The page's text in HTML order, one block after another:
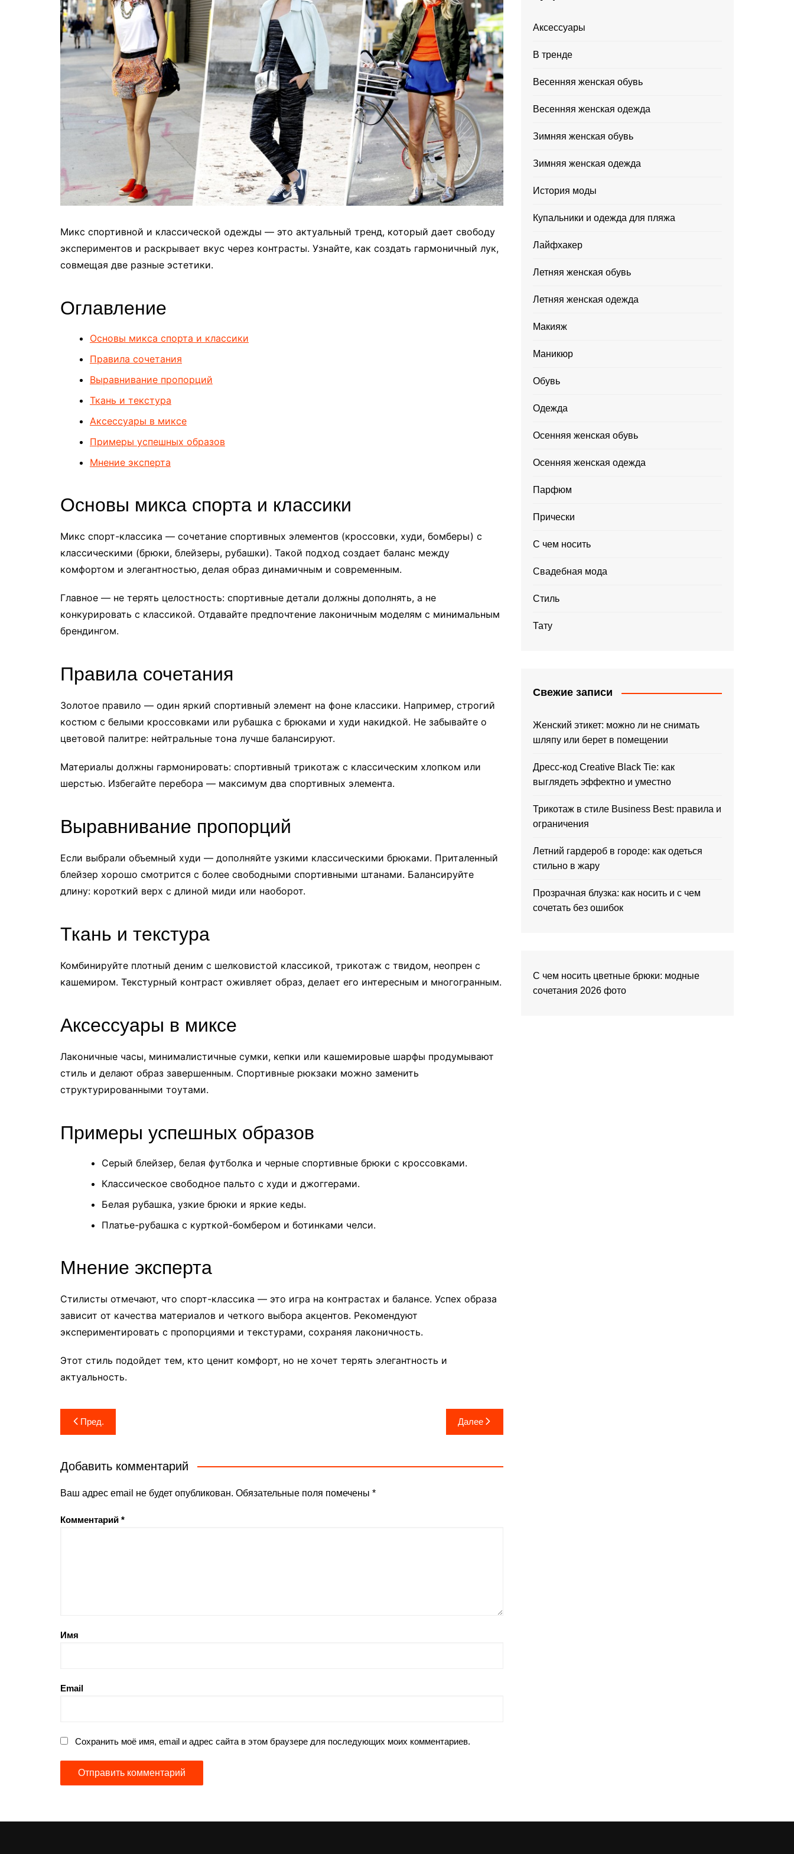
Микс спортивной и классической одежды — это актуальный тренд, который дает свободу
экспериментов и раскрывает вкус через контрасты. Узнайте, как создать гармоничный лук,
совмещая две разные эстетики.
Оглавление
Основы микса спорта и классики
Правила сочетания
Выравнивание пропорций
Ткань и текстура
Аксессуары в миксе
Примеры успешных образов
Мнение эксперта
Основы микса спорта и классики
Микс спорт-классика — сочетание спортивных элементов (кроссовки, худи, бомберы) с
классическими (брюки, блейзеры, рубашки). Такой подход создает баланс между
комфортом и элегантностью, делая образ динамичным и современным.
Главное — не терять целостность: спортивные детали должны дополнять, а не
конкурировать с классикой. Отдавайте предпочтение лаконичным моделям с минимальным
брендингом.
Правила сочетания
Золотое правило — один яркий спортивный элемент на фоне классики. Например, строгий
костюм с белыми кроссовками или рубашка с брюками и худи накидкой. Не забывайте о
цветовой палитре: нейтральные тона лучше балансируют.
Материалы должны гармонировать: спортивный трикотаж с классическим хлопком или
шерстью. Избегайте перебора — максимум два спортивных элемента.
Выравнивание пропорций
Если выбрали объемный худи — дополняйте узкими классическими брюками. Приталенный
блейзер хорошо смотрится с более свободными спортивными штанами. Балансируйте
длину: короткий верх с длиной миди или наоборот.
Ткань и текстура
Комбинируйте плотный деним с шелковистой классикой, трикотаж с твидом, неопрен с
кашемиром. Текстурный контраст оживляет образ, делает его интересным и многогранным.
Аксессуары в миксе
Лаконичные часы, минималистичные сумки, кепки или кашемировые шарфы продумывают
стиль и делают образ завершенным. Спортивные рюкзаки можно заменить
структурированными тоутами.
Примеры успешных образов
Серый блейзер, белая футболка и черные спортивные брюки с кроссовками.
Классическое свободное пальто с худи и джоггерами.
Белая рубашка, узкие брюки и яркие кеды.
Платье-рубашка с курткой-бомбером и ботинками челси.
Мнение эксперта
Стилисты отмечают, что спорт-классика — это игра на контрастах и балансе. Успех образа
зависит от качества материалов и четкого выбора акцентов. Рекомендуют
экспериментировать с пропорциями и текстурами, сохраняя лаконичность.
Этот стиль подойдет тем, кто ценит комфорт, но не хочет терять элегантность и
актуальность.
Навигация
по
записям
Пред. Далее
Добавить комментарий
Ваш адрес email не будет опубликован. Обязательные поля помечены *
Комментарий *
Имя
Email
Сохранить моё имя, email и адрес сайта в этом браузере для последующих моих комментариев.
Аксессуары
В тренде
Весенняя женская обувь
Весенняя женская одежда
Зимняя женская обувь
Зимняя женская одежда
История моды
Купальники и одежда для пляжа
Лайфхакер
Летняя женская обувь
Летняя женская одежда
Макияж
Маникюр
Обувь
Одежда
Осенняя женская обувь
Осенняя женская одежда
Парфюм
Прически
С чем носить
Свадебная мода
Стиль
Тату
Свежие записи
Женский этикет: можно ли не снимать
шляпу или берет в помещении
Дресс-код Creative Black Tie: как
выглядеть эффектно и уместно
Трикотаж в стиле Business Best: правила и
ограничения
Летний гардероб в городе: как одеться
стильно в жару
Прозрачная блузка: как носить и с чем
сочетать без ошибок
С чем носить цветные брюки: модные
сочетания 2026 фото